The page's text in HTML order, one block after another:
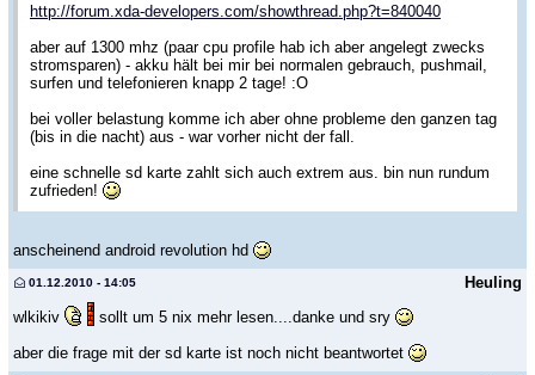
http://forum.xda-developers.com/showthread.php?t=840040
aber auf 1300 mhz (paar cpu profile hab ich aber angelegt zwecks
stromsparen) - akku hält bei mir bei normalen gebrauch, pushmail,
surfen und telefonieren knapp 2 tage! :O
bei voller belastung komme ich aber ohne probleme den ganzen tag
(bis in die nacht) aus - war vorher nicht der fall.
eine schnelle sd karte zahlt sich auch extrem aus. bin nun rundum
zufrieden!
anscheinend android revolution hd
Heuling
01.12.2010 - 14:05
wlkikiv
sollt um 5 nix mehr lesen....danke und sry
aber die frage mit der sd karte ist noch nicht beantwortet